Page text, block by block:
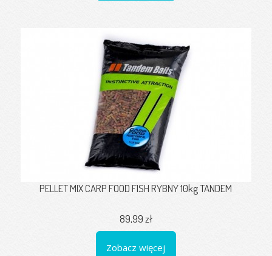
PELLET MIX CARP FOOD FISH RYBNY 10kg TANDEM
89,99 zł
Zobacz więcej